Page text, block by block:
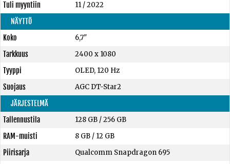
Tuli myyntiin
11 / 2022
NÄYTTÖ
Koko
6,7"
Tarkkuus
2400 x 1080
Tyyppi
OLED, 120 Hz
Suojaus
AGC DT-Star2
JÄRJESTELMÄ
Tallennustila
128 GB/256 GB
RAM-muisti
8 GB/ 12 GB
Piirisarja
Qualcomm Snapdragon 695